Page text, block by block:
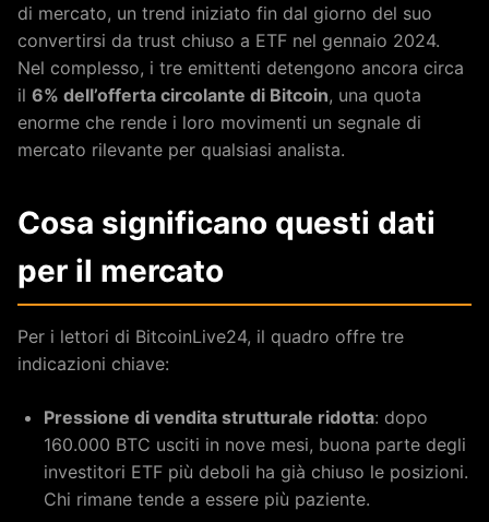
di mercato, un trend iniziato fin dal giorno del suo
convertirsi da trust chiuso a ETF nel gennaio 2024.
Nel complesso, i tre emittenti detengono ancora circa
il 6% dell’offerta circolante di Bitcoin, una quota
enorme che rende i loro movimenti un segnale di
mercato rilevante per qualsiasi analista.
Cosa significano questi dati
per il mercato
Per i lettori di BitcoinLive24, il quadro offre tre
indicazioni chiave:
Pressione di vendita strutturale ridotta: dopo
160.000 BTC usciti in nove mesi, buona parte degli
investitori ETF più deboli ha già chiuso le posizioni.
Chi rimane tende a essere più paziente.